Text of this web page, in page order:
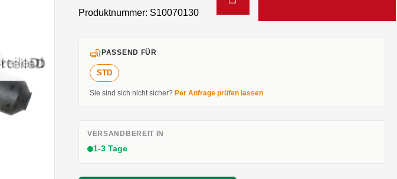
Produktnummer: S10070130
PASSEND FÜR
STD
Sie sind sich nicht sicher? Per Anfrage prüfen lassen
VERSANDBEREIT IN
1-3 Tage